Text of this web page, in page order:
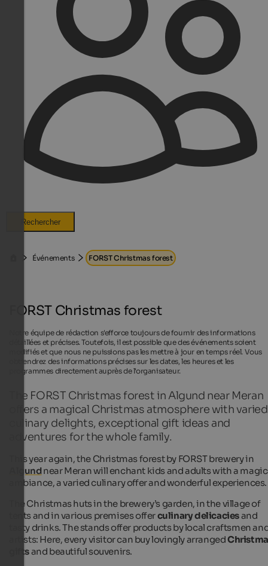
Rechercher
Événements FORST Christmas forest
FORST Christmas forest
Notre équipe de rédaction s'efforce toujours de fournir des informations
détaillées et précises. Toutefois, il est possible que des événements soient
modifiés et que nous ne puissions pas les mettre à jour en temps réel. Vous
obtiendrez des informations précises sur les dates, les heures et les
programmes directement auprès de l'organisateur.
The FORST Christmas forest in Algund near Meran
offers a magical Christmas atmosphere with varied
culinary delights, exceptional gift ideas and
adventures for the whole family.
This year again, the Christmas forest by FORST brewery in
Algundnear Meran will enchant kids and adults with a
ambiance, a varied culinary offer and wonderful experiences.
The Christmas huts in the brewery’s garden, in the village of
tents and in various premises offerculinary delicaciesand
tasty drinks. The stands offer products by local craftsmen
artists: Here, every visitor can buy lovingly arranged
giftsand beautiful souvenirs.